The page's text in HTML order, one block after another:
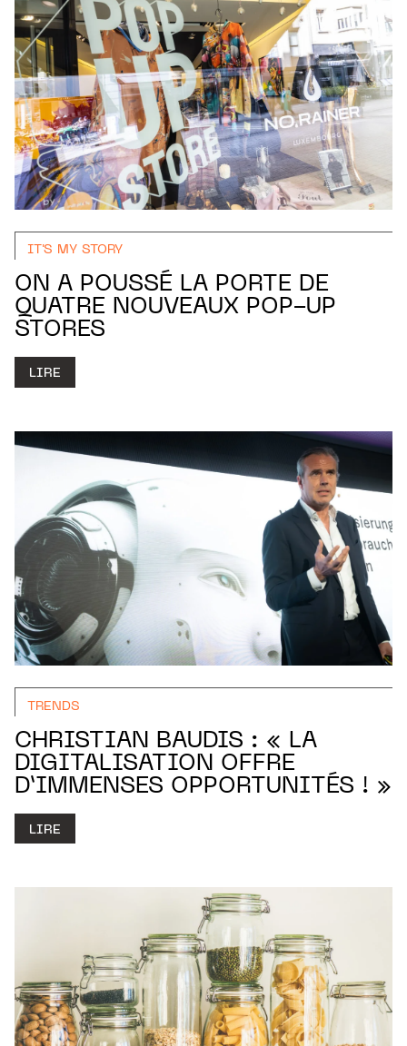
IT'S MY STORY
ON A POUSSÉ LA PORTE DE
QUATRE NOUVEAUX POP-UP
STORES
LIRE
TRENDS
CHRISTIAN BAUDIS : « LA
DIGITALISATION OFFRE
D’IMMENSES OPPORTUNITÉS ! »
LIRE